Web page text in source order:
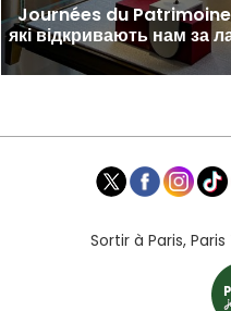
Journées du Patrimoine
які відкривають нам за
Sortir à Paris,